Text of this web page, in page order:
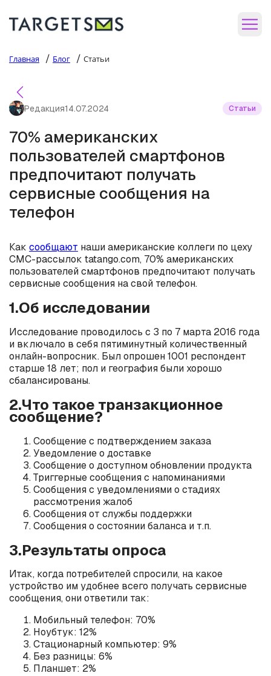
Главная / Блог / Статьи
Редакция14.07.2024 Статьи
70% американских
пользователей смартфонов
предпочитают получать
сервисные сообщения на
телефон
Как сообщают наши американские коллеги по цеху
СМС-рассылок tatango.com, 70% американских
пользователей смартфонов предпочитают получать
сервисные сообщения на свой телефон.
1.Об исследовании
Исследование проводилось с 3 по 7 марта 2016 года
и включало в себя пятиминутный количественный
онлайн-вопросник. Был опрошен 1001 респондент
старше 18 лет; пол и география были хорошо
сбалансированы.
2.Что такое транзакционное
сообщение?
Сообщение с подтверждением заказа
Уведомление о доставке
Сообщение о доступном обновлении продукта
Триггерные сообщения с напоминаниями
Сообщения с уведомлениями о стадиях
рассмотрения жалоб
Сообщения от службы поддержки
Сообщения о состоянии баланса и т.п.
3.Результаты опроса
Итак, когда потребителей спросили, на какое
устройство им удобнее всего получать сервисные
сообщения, они ответили так:
Мобильный телефон: 70%
Ноубтук: 12%
Стационарный компьютер: 9%
Без разницы: 6%
Планшет: 2%